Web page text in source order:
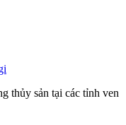
thủy sản tại các tỉnh ven